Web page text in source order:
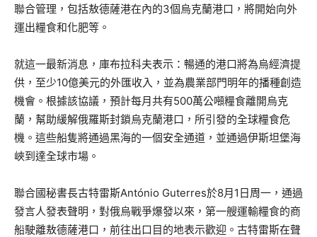
聯合管理，包括敖德薩港在內的3個烏克蘭港口，將開始向外
運出糧食和化肥等。
就這一最新消息，庫布拉科夫表示：暢通的港口將為烏經濟提
供，至少10億美元的外匯收入，並為農業部門明年的播種創造
機會。根據該協議，預計每月共有500萬公噸糧食離開烏克
蘭，幫助緩解俄羅斯封鎖烏克蘭港口，所引發的全球糧食危
機。這些船隻將通過黑海的一個安全通道，並通過伊斯坦堡海
峽到達全球市場。
聯合國秘書長古特雷斯António Guterres於8月1日周一，通過
發言人發表聲明，對俄烏戰爭爆發以來，第一艘運輸糧食的商
船駛離敖德薩港口，前往出口目的地表示歡迎。古特雷斯在聲